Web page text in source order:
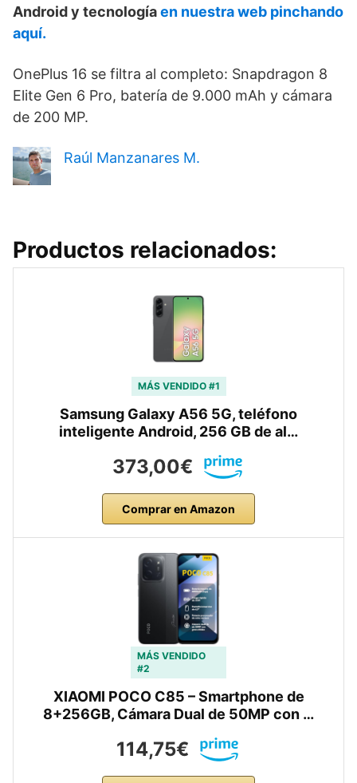
Android y tecnologíaen nuestra web pinchando
aquí.
OnePlus 16 se filtra al completo: Snapdragon 8
Elite Gen 6 Pro, batería de 9.000 mAh y cámara
de 200 MP.
Raúl Manzanares M.
Productos relacionados:
MÁS VENDIDO #1
Samsung Galaxy A56 5G, teléfono
inteligente Android, 256 GB de al…
373,00€
Comprar en Amazon
MÁS VENDIDO
#2
XIAOMI POCO C85 – Smartphone de
8+256GB, Cámara Dual de 50MP con …
114,75€